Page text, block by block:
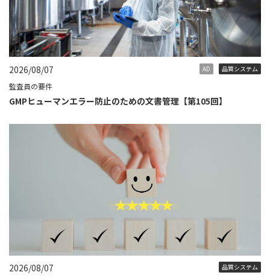
2026/08/07 AD 品質システム
監査員の要件
GMPヒューマンエラー防止のための文書管理【第105回】
2026/08/07 品質システム